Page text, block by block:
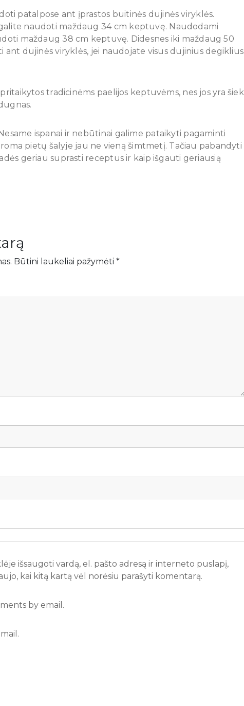
patalpose ant įprastos buitinės dujinės viryklės.
naudoti maždaug 34 cm keptuvę. Naudodami
maždaug 38 cm keptuvę. Didesnes iki maždaug 50
ant dujinės viryklės, jei naudojate visus dujinius degiklius
tradicinėms paelijos keptuvėms, nes jos yra šiek
ispanai ir nebūtinai galime pataikyti pagaminti
pietų šalyje jau ne vieną šimtmetį. Tačiau pabandyti
geriau suprasti receptus ir kaip išgauti geriausią
Būtini laukeliai pažymėti *
išsaugoti vardą, el. pašto adresą ir interneto puslapį,
kai kitą kartą vėl norėsiu parašyti komentarą.
by email.